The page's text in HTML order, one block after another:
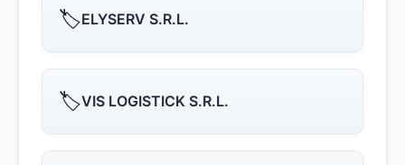
🏷️ELYSERV S.R.L.
🏷️VIS LOGISTICK S.R.L.